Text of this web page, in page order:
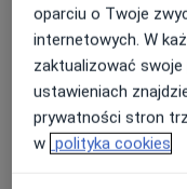
Psycholog
oparciu o Twoje
internetowych. W
zaktualizować
ustawieniach
prywatności stron
w polityka cookies